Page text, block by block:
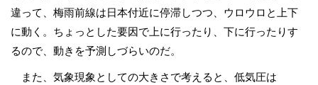
違って、梅雨前線は日本付近に停滞しつつ、ウロウロと上下
に動く。ちょっとした要因で上に行ったり、下に行ったりす
るので、動きを予測しづらいのだ。
また、気象現象としての大きさで考えると、低気圧は